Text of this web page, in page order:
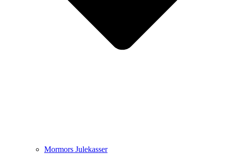
Mormors Julekasser